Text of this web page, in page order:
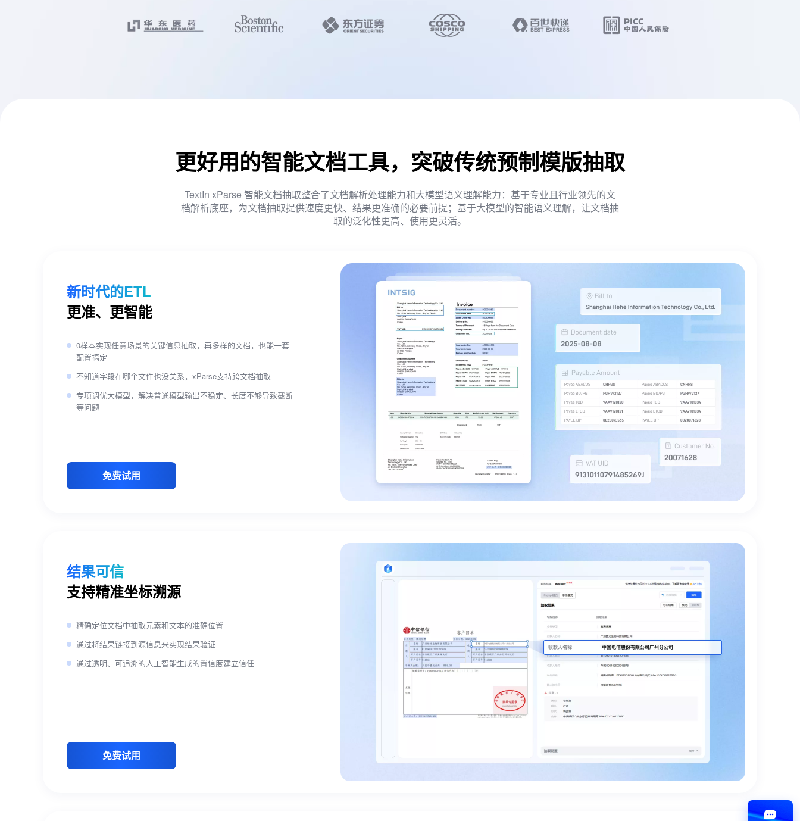
更好用的智能文档工具，突破传统预制模版抽取
TextIn xParse 智能文档抽取整合了文档解析处理能力和大模型语义理解能力：基于专业且行业领先的文
档解析底座，为文档抽取提供速度更快、结果更准确的必要前提；基于大模型的智能语义理解，让文档抽
取的泛化性更高、使用更灵活。
新时代的ETL
更准、更智能
0样本实现任意场景的关键信息抽取，再多样的文档，也能一套
配置搞定
不知道字段在哪个文件也没关系，xParse支持跨文档抽取
专项调优大模型，解决普通模型输出不稳定、长度不够导致截断
等问题
免费试用
结果可信
支持精准坐标溯源
精确定位文档中抽取元素和文本的准确位置
通过将结果链接到源信息来实现结果验证
通过透明、可追溯的人工智能生成的置信度建立信任
免费试用